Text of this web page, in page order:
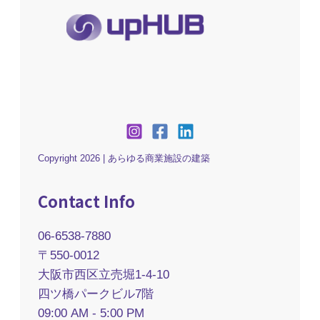
Copyright 2026 | あらゆる商業施設の建築
Contact Info
06-6538-7880
〒550-0012
大阪市西区立売堀1-4-10
四ツ橋パークビル7階
09:00 AM - 5:00 PM